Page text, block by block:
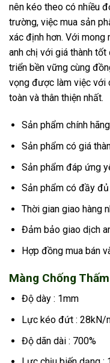
nên kéo theo có nhiều
trường, việc mua sản
xác định hơn. Với mong
anh chị với giá thành
triển bền vững cùng
vọng được làm việc với
toàn và thân thiện nhất.
Sản phẩm chính
Sản phẩm có giá
Sản phẩm đáp ứng
Sản phẩm có đầy
Thời gian giao hàng
Đảm bảo giao dịch
Hợp đồng mua bán
Màng Chống
Độ dày : 1mm
Lực kéo đứt : 28kN/
Độ dãn dài : 700%